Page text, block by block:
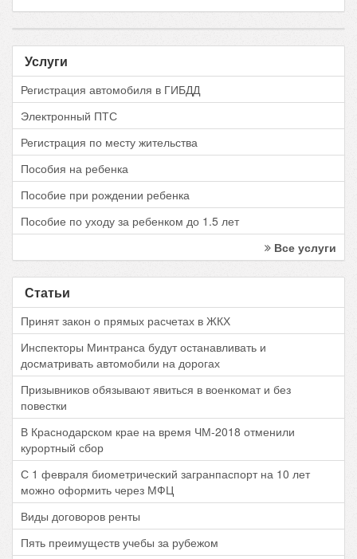
Услуги
Регистрация автомобиля в ГИБДД
Электронный ПТС
Регистрация по месту жительства
Пособия на ребенка
Пособие при рождении ребенка
Пособие по уходу за ребенком до 1.5 лет
Все услуги
Статьи
Принят закон о прямых расчетах в ЖКХ
Инспекторы Минтранса будут останавливать и
досматривать автомобили на дорогах
Призывников обязывают явиться в военкомат и без
повестки
В Краснодарском крае на время ЧМ-2018 отменили
курортный сбор
С 1 февраля биометрический загранпаспорт на 10 лет
можно оформить через МФЦ
Виды договоров ренты
Пять преимуществ учебы за рубежом